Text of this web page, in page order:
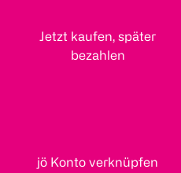
Jetzt kaufen, später
bezahlen
jö Konto verknüpfen